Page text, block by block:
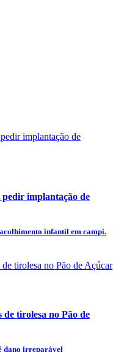
pedir implantação de
infantil em campi.
de tirolesa no Pão de
dano irreparável